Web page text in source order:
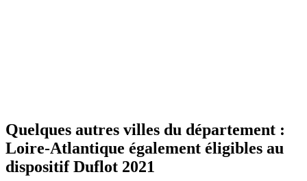
Quelques autres villes du département :
Loire-Atlantique également éligibles au
dispositif Duflot 2021